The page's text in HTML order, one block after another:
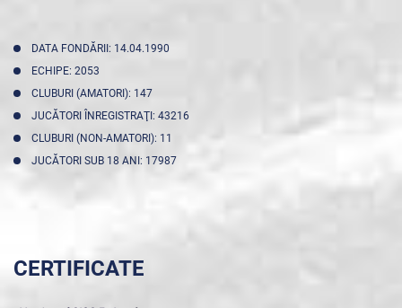
DATA FONDĂRII: 14.04.1990
ECHIPE: 2053
CLUBURI (AMATORI): 147
JUCĂTORI ÎNREGISTRAŢI: 43216
CLUBURI (NON-AMATORI): 11
JUCĂTORI SUB 18 ANI: 17987
CERTIFICATE